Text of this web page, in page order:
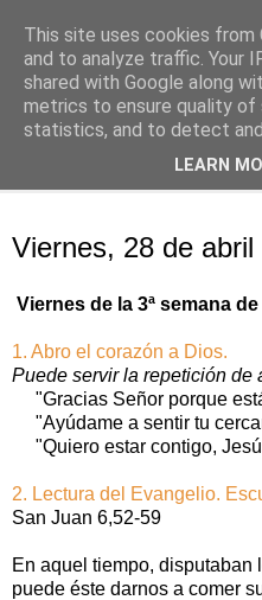
Oración
con el Evangelio de cada día
Viernes, 28 de abril
Viernes de la 3ª semana
1. Abro el corazón a Dios.
Puede servir la repetición de
"Gracias Señor porque
"Ayúdame a sentir tu
"Quiero estar contigo,
2. Lectura del Evangelio.
San Juan 6,52-59
En aquel tiempo,
puede éste darnos a comer
This site uses cookies
and to analyze traffic. Your
shared with Google along
metrics to ensure quality of
statistics, and to detect
LEARN